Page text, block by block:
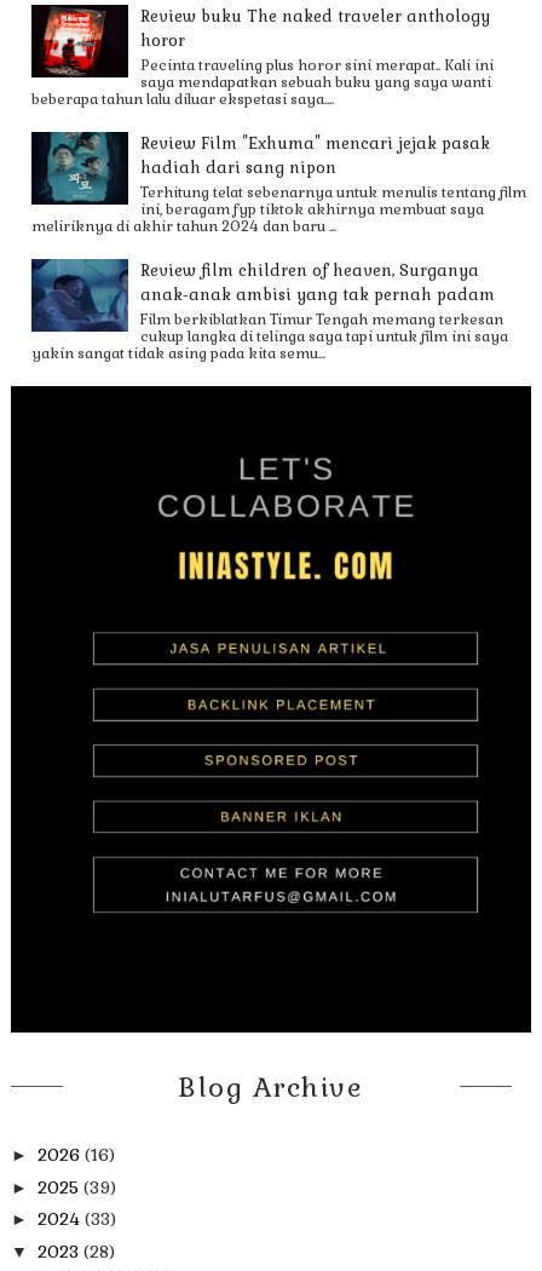
Review buku The naked traveler anthology
horor
Pecinta traveling plus horor sini merapat.. Kali ini
saya mendapatkan sebuah buku yang saya wanti
beberapa tahun lalu diluar ekspetasi saya....
Review Film "Exhuma" mencari jejak pasak
hadiah dari sang nipon
Terhitung telat sebenarnya untuk menulis tentang film
ini, beragam fyp tiktok akhirnya membuat saya
meliriknya di akhir tahun 2024 dan baru ...
Review film children of heaven, Surganya
anak-anak ambisi yang tak pernah padam
Film berkiblatkan Timur Tengah memang terkesan
cukup langka di telinga saya tapi untuk film ini saya
yakin sangat tidak asing pada kita semu...
Blog Archive
► 2026 (16)
► 2025 (39)
► 2024 (33)
▼ 2023 (28)